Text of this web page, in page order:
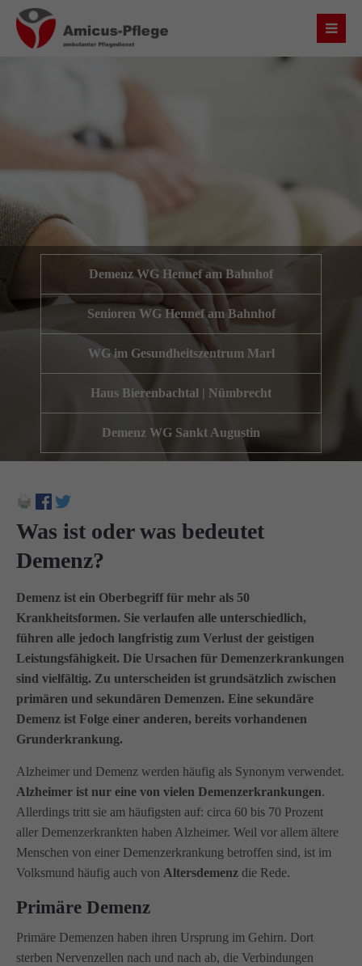
Login
Register | Lost your password?
Über uns
Wir haben uns als ambulanter Pflegedienst auf
Wohngemeinschaften für Senioren spezialisiert. Mit der
Spezialisierung im Bereich Demenz erleben wir immer wieder
GUTEStun.
Wir sagenDANKEfür Ihr Feedback!
Kontakt
Lipper Weg 11a
45770 Marl
Sie haben Fragen?
02365 955 88 88
Schreiben Sie uns per Email
info@amicus-pflege.de
Demenz WG Hennef am Bahnhof
Senioren WG Hennef am Bahnhof
WG im Gesundheitszentrum Marl
Haus Bierenbachtal | Nümbrecht
Demenz WG Sankt Augustin
Was ist oder was bedeutet
Demenz?
Demenz ist ein Oberbegriff für mehr als 50
Krankheitsformen. Sie verlaufen alle unterschiedlich,
führen alle jedoch langfristig zum Verlust der geistigen
Leistungsfähigkeit. Die Ursachen für Demenzerkrankungen
sind vielfältig. Zu unterscheiden ist grundsätzlich zwischen
primären und sekundären Demenzen. Eine sekundäre
Demenz ist Folge einer anderen, bereits vorhandenen
Grunderkrankung.
Alzheimer und Demenz werden häufig als Synonym verwendet.
Alzheimer ist nur eine von vielen Demenzerkrankungen.
Allerdings tritt sie am häufigsten auf: circa 60 bis 70 Prozent
aller Demenzerkrankten haben Alzheimer. Weil vor allem ältere
Menschen von einer Demenzerkrankung betroffen sind, ist im
Volksmund häufig auch von Altersdemenz die Rede.
Primäre Demenz
Primäre Demenzen haben ihren Ursprung im Gehirn. Dort
sterben Nervenzellen nach und nach ab, die Verbindungen